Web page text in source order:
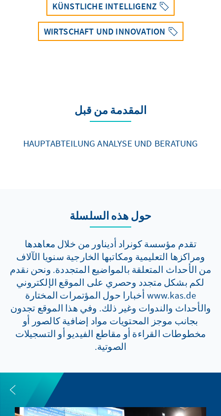
KÜNSTLICHE INTELLIGENZ
WIRTSCHAFT UND INNOVATION
المقدمة من قبل
HAUPTABTEILUNG ANALYSE UND BERATUNG
حول هذه السلسلة
تقدم مؤسسة كونراد أديناور من خلال معاهدها
ومراكزها التعليمية ومكاتبها الخارجية سنويا الآلاف
من الأحداث المتعلقة بالمواضيع المتجددة. ونحن نقدم
لكم بشكل متجدد وحصري على الموقع الإلكتروني
www.kas.de أخبارا حول المؤتمرات المختارة
والأحداث والندوات وغير ذلك. وفي هذا الموقع تجدون
بجانب موجز المحتويات مواد إضافية كالصور أو
مخطوطات القراءة أو مقاطع الفيديو أو التسجيلات
الصوتية.